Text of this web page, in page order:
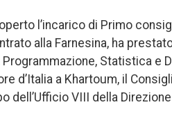
l’incarico di Primo
alla Farnesina, ha
Statistica e
d’Italia a Khartoum, il
dell’Ufficio VIII della